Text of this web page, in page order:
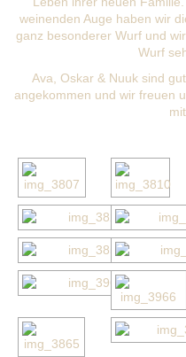
weinenden Auge haben wir
ganz besonderer Wurf und
Wurf
Ava, Oskar & Nuuk sind
angekommen und wir freuen